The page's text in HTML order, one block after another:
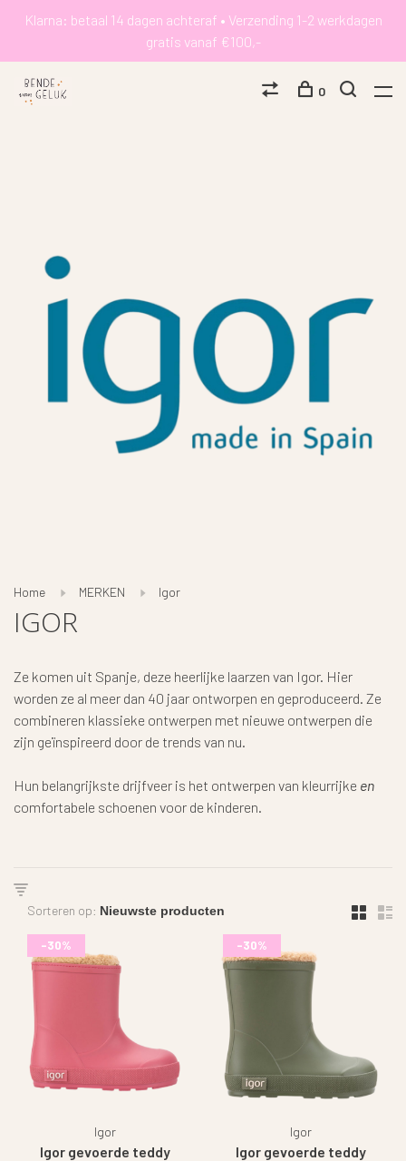
Klarna: betaal 14 dagen achteraf • Verzending 1-2 werkdagen
gratis vanaf €100,-
0
Home MERKEN Igor
IGOR
Ze komen uit Spanje, deze heerlijke laarzen van Igor. Hier
worden ze al meer dan 40 jaar ontworpen en geproduceerd. Ze
combineren klassieke ontwerpen met nieuwe ontwerpen die
zijn geïnspireerd door de trends van nu.
Hun belangrijkste drijfveer is het ontwerpen van kleurrijke en
comfortabele schoenen voor de kinderen.
Sorteren op:
-30%
Igor
Igor gevoerde teddy
-30%
Igor
Igor gevoerde teddy